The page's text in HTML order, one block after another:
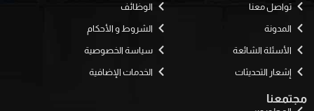
تواصل معنا
المدونة
الأسئلة الشائعة
إشعار التحديثات
الوظائف
الشروط و الأحكام
سياسة الخصوصية
الخدمات الإضافية
مجتمعنا